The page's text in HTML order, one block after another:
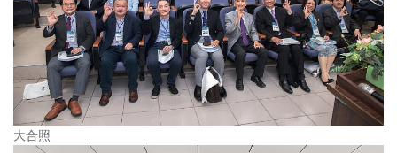
大合照